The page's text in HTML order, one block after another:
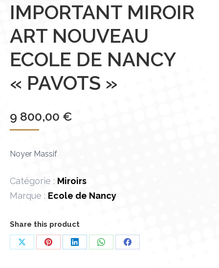
IMPORTANT MIROIR
ART NOUVEAU
ECOLE DE NANCY
« PAVOTS »
9 800,00 €
Noyer Massif
Catégorie : Miroirs
Marque : Ecole de Nancy
Share this product
PartagerPartagerPartagerPartagerPartager